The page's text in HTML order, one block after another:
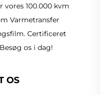
vores 100.000 kvm
Varmetransfer
Certificeret
os i dag!
OS